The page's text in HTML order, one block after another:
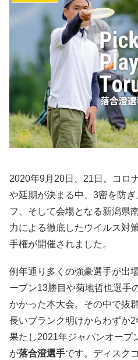
2020年9月20日、21日。コロ
や延期が決まる中、3密を防
フ、そして会場となる新潟県
力による徹底したウイルス対
手権が開催されました。
例年通り多くの強豪選手が出
ープン13勝目や菊地哲也選手
かかった本大会。その中で抜
長いブランク明けからわずか
果たし2021年ジャパンオープ
が落合澄選手です。ディスク